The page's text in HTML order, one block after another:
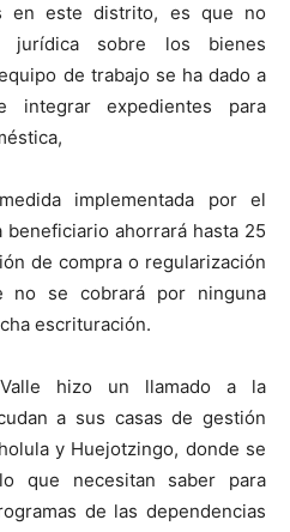
en este distrito, es que no
jurídica sobre los bienes
de trabajo se ha dado a
expedientes para
implementada por el
beneficiario ahorrará hasta 25
de compra o regularización
no se cobrará por ninguna
escrituración.
hizo un llamado a la
a sus casas de gestión
y Huejotzingo, donde se
que necesitan saber para
de las dependencias